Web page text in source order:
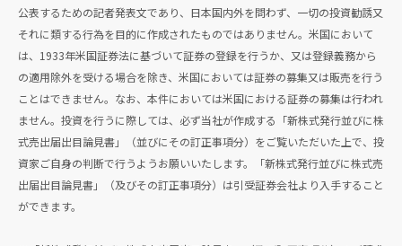
公表するための記者発表文であり、日本国内外を問わず、一切の投資勧誘又
それに類する行為を目的に作成されたものではありません。米国において
は、1933年米国証券法に基づいて証券の登録を行うか、又は登録義務から
の適用除外を受ける場合を除き、米国においては証券の募集又は販売を行う
ことはできません。なお、本件においては米国における証券の募集は行われ
ません。投資を行うに際しては、必ず当社が作成する「新株式発行並びに株
式売出届出目論見書」（並びにその訂正事項分）をご覧いただいた上で、投
資家ご自身の判断で行うようお願いいたします。「新株式発行並びに株式売
出届出目論見書」（及びその訂正事項分）は引受証券会社より入手すること
ができます。